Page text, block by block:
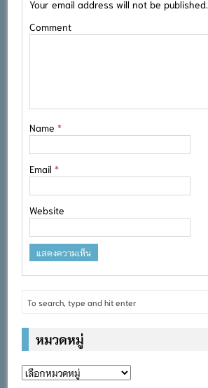
Your email address will not be published.
Comment
Name*
Email*
Website
หมวดหมู่
หมวด